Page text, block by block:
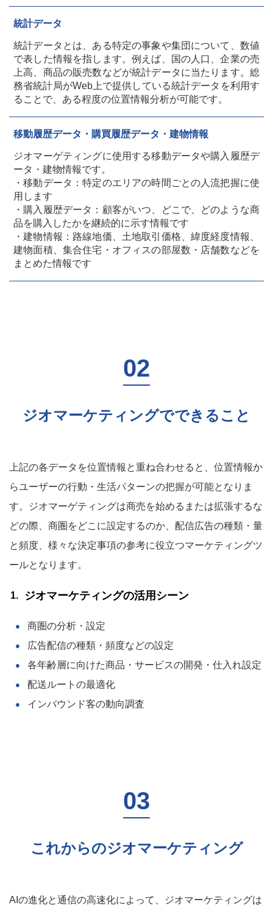
統計データ
統計データとは、ある特定の事象や集団について、数値
で表した情報を指します。例えば、国の人口、企業の売
上高、商品の販売数などが統計データに当たります。総
務省統計局がWeb上で提供している統計データを利用す
ることで、ある程度の位置情報分析が可能です。
移動履歴データ・購買履歴データ・建物情報
ジオマーゲティングに使用する移動データや購入履歴デ
ータ・建物情報です。
・移動データ：特定のエリアの時間ごとの人流把握に使
用します
・購入履歴データ：顧客がいつ、どこで、どのような商
品を購入したかを継続的に示す情報です
・建物情報：路線地価、土地取引価格、緯度経度情報、
建物面積、集合住宅・オフィスの部屋数・店舗数などを
まとめた情報です
ジオマーケティングでできること
上記の各データを位置情報と重ね合わせると、位置情報か
らユーザーの行動・生活パターンの把握が可能となりま
す。ジオマーゲティングは商売を始めるまたは拡張するな
どの際、商圏をどこに設定するのか、配信広告の種類・量
と頻度、様々な決定事項の参考に役立つマーケティングツ
ールとなります。
ジオマーケティングの活用シーン
商圏の分析・設定
広告配信の種類・頻度などの設定
各年齢層に向けた商品・サービスの開発・仕入れ設定
配送ルートの最適化
インバウンド客の動向調査
これからのジオマーケティング
AIの進化と通信の高速化によって、ジオマーケティングは